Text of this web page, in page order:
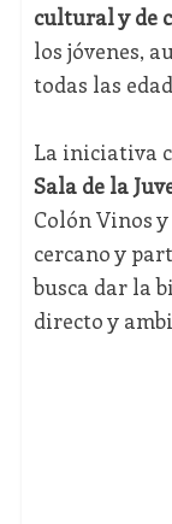
cultural y de
los jóvenes,
todas las
La iniciativa
Sala de la
Colón Vinos
cercano y
busca dar la
directo y